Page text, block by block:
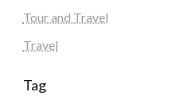
Tour and Travel
Travel
Tag